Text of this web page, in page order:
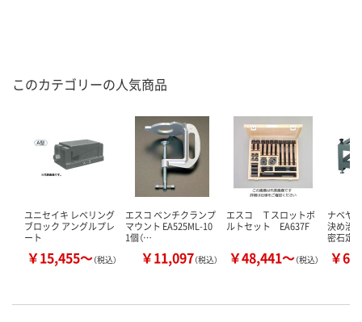
このカテゴリーの人気商品
ユニセイキ レベリング
ブロック アングルプレ
ート
￥15,455～（税込）
エスコ ベンチクランプ
マウント EA525ML-10
1個（…
￥11,097（税込）
エスコ Ｔスロットボ
ルトセット EA637F
￥48,441～（税込）
ナベヤ
決め治
密石定盤
￥